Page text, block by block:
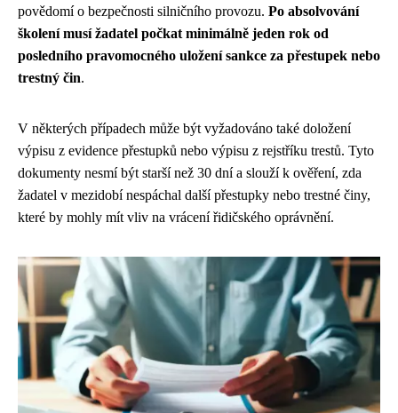
povědomí o bezpečnosti silničního provozu. Po absolvování
školení musí žadatel počkat minimálně jeden rok od
posledního pravomocného uložení sankce za přestupek nebo
trestný čin.
V některých případech může být vyžadováno také doložení
výpisu z evidence přestupků nebo výpisu z rejstříku trestů. Tyto
dokumenty nesmí být starší než 30 dní a slouží k ověření, zda
žadatel v mezidobí nespáchal další přestupky nebo trestné činy,
které by mohly mít vliv na vrácení řidičského oprávnění.